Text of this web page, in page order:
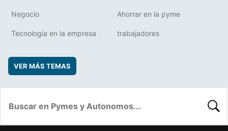
Negocio Ahorrar en la pyme
Tecnología en la empresa trabajadores
VER MÁS TEMAS